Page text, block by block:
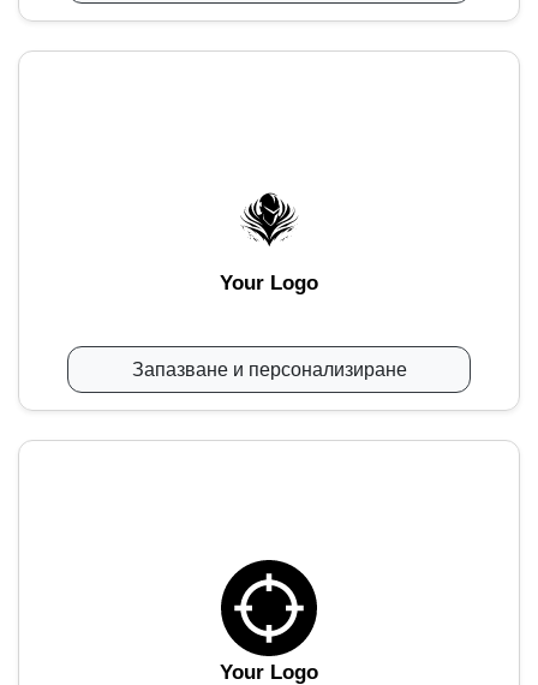
Your Logo
Запазване и персонализиране
Your Logo